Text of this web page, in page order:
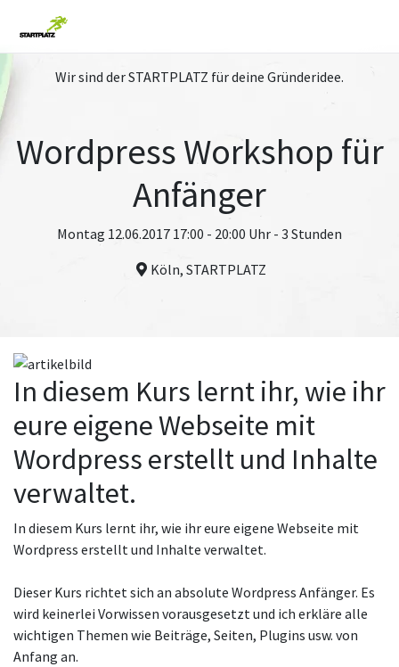
Wir sind der STARTPLATZ für deine Gründeridee.
Wordpress Workshop für
Anfänger
Montag 12.06.2017 17:00 - 20:00 Uhr - 3 Stunden
Köln, STARTPLATZ
In diesem Kurs lernt ihr, wie ihr
eure eigene Webseite mit
Wordpress erstellt und Inhalte
verwaltet.
In diesem Kurs lernt ihr, wie ihr eure eigene Webseite mit
Wordpress erstellt und Inhalte verwaltet.
Dieser Kurs richtet sich an absolute Wordpress Anfänger. Es
wird keinerlei Vorwissen vorausgesetzt und ich erkläre alle
wichtigen Themen wie Beiträge, Seiten, Plugins usw. von
Anfang an.